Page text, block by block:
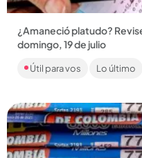
¿Amaneció platudo?
domingo, 19 de julio
Aquí puede consultar los
sorteos y descubrir si la
Útil para vos Lo último